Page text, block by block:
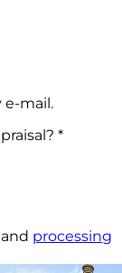
e-mail.
*
and processing